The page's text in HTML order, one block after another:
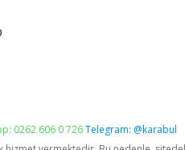
0262 606 0 726Telegram: @karabul